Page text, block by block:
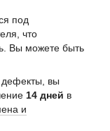
под
что
Вы можете быть
вы
14 дней в
и